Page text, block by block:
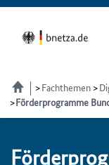
Fachthemen
Förderprogramme